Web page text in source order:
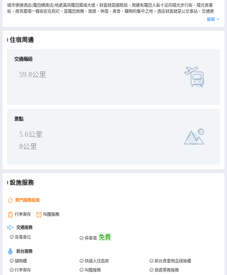
城市便捷酒店(羅田橋南店)地處黃岡羅田鳳城大道，對面就是國税局，周邊有羅田人氣十足的陽光步行街、陽光商業
街，夜宵廣場一條街近在咫尺，是羅田商務、旅遊、休閒、美食、購物的集中之地。酒店對面就是公交車站，交通便
利，酒店距離三裏畈温泉約30分鐘車程，距離天堂寨薄刀鋒約1小時30分鐘，距離進士河漂流約30分鐘，是您出遊和住
酒店內設有自助洗衣房，自助書吧，自助商務吧，免費停車位，並配備有大範圍晾曬衣服的陽台希望給您更貼心的感
展開
住宿周邊
交通樞紐
59.8公里
景點
5.6公里
8公里
設施服務
熱門服務設施
行李寄存 叫醒服務
交通服務
充電車位 停車場 免費
前台服務
儲物櫃 快速入住退房
前台貴重物品保險櫃
行李寄存
叫醒服務 旅遊票務服務